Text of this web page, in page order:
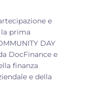
e
prima
DAY
DocFinance e
finanza
e della